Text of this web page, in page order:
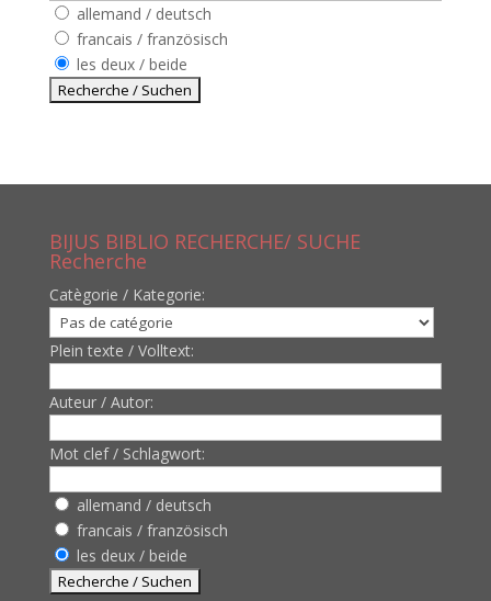
allemand / deutsch
francais / französisch
les deux / beide
BIJUS BIBLIO RECHERCHE/ SUCHE
Recherche
Catègorie / Kategorie:
Plein texte / Volltext:
Auteur / Autor:
Mot clef / Schlagwort:
allemand / deutsch
francais / französisch
les deux / beide